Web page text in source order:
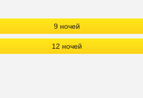
9 ночей
12 ночей